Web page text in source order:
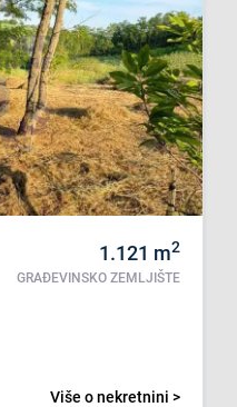
1.121 m2
GRAĐEVINSKO ZEMLJIŠTE
Više o nekretnini >